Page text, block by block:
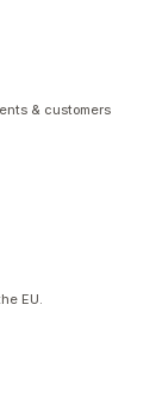
& customers
EU.